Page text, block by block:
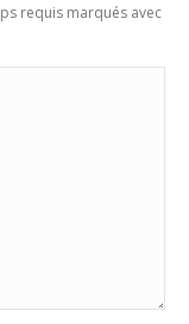
requis marqués avec